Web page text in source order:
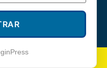
os direitos reservados.